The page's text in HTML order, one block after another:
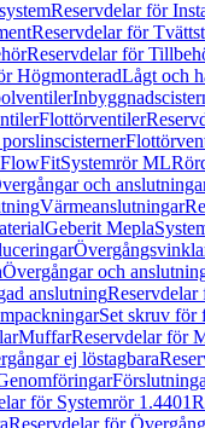
Reservdelar för
Reservdelar för
Reservdelar för
HögmonteradLågt och
Flottörventiler
Systemrör ML
och
Värmeanslutningar
Geberit Mepla
Övergångar och
anslutningReservdelar
Set skruv för
MuffarReservdelar för
ej löstagbara
för Systemrör 1.4401
Reservdelar för